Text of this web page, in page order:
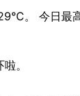
。 今日
。